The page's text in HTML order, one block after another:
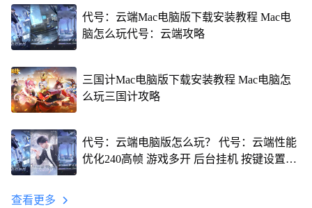
代号：云端Mac电脑版下载安装教程 Mac电
脑怎么玩代号：云端攻略
三国计Mac电脑版下载安装教程 Mac电脑怎
么玩三国计攻略
代号：云端电脑版怎么玩？ 代号：云端性能
优化240高帧 游戏多开 后台挂机 按键设置教
查看更多